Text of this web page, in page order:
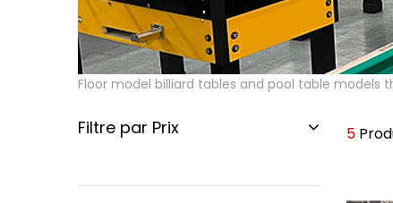
Floor model billiard tables and pool table
5
Filtre par Prix